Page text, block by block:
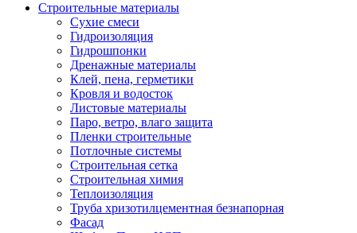
Строительные материалы
Сухие смеси
Гидроизоляция
Гидрошпонки
Дренажные материалы
Клей, пена, герметики
Кровля и водосток
Листовые материалы
Паро, ветро, влаго защита
Пленки строительные
Потлочные системы
Строительная сетка
Строительная химия
Теплоизоляция
Труба хризотилцементная безнапорная
Фасад